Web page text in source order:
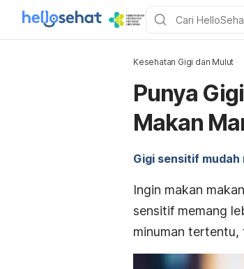
Kesehatan Gigi dan Mulut
Punya
Makan
Gigi sensitif mudah
Ingin makan
sensitif memang
minuman tertentu,